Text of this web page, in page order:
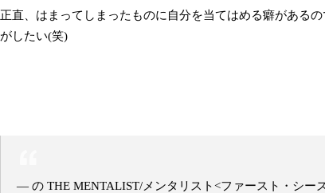
正直、はまってしまったものに自分を当てはめる癖がある
がしたい(笑)
— の THE MENTALIST/メンタリスト<ファースト・シー